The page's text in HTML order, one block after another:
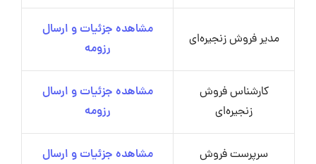
مدیر فروش زنجیره‌ای
مشاهده جزئیات و ارسال
رزومه
کارشناس فروش
زنجیره‌ای
مشاهده جزئیات و ارسال
رزومه
سرپرست فروش
مشاهده جزئیات و ارسال